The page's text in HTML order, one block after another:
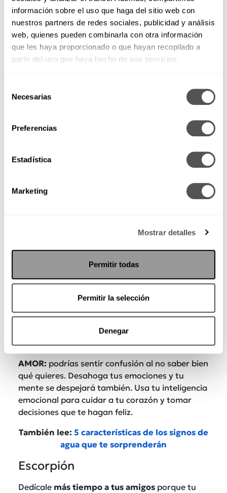
información sobre el uso que haga del sitio web con
nuestros partners de redes sociales, publicidad y análisis
web, quienes pueden combinarla con otra información
que les haya proporcionado o que hayan recopilado a
partir del uso que haya hecho de sus servicios.
Necesarias
Preferencias
Estadística
Marketing
Mostrar detalles
Permitir todas
Permitir la selección
Denegar
Ver esta publicación en Instagram
para adaptarte a lo nuevo. Tendrás mucha
creatividad para generar nuevas situaciones,
¡confía en tu ingenio! Has creado o pronto
mucho orgullo.Comunícate con claridady
aprende de cualquier error para poderlo dejar
atrás más rápido.
AMOR: podrías sentir confusión al no saber bien
qué quieres. Desahoga tus emociones y tu
mente se despejará también. Usa tu inteligencia
emocional para cuidar a tu corazón y tomar
decisiones que te hagan feliz.
También lee: 5 características de los signos de
agua que te sorprenderán
Escorpión
Dedícale más tiempo a tus amigos porque tu